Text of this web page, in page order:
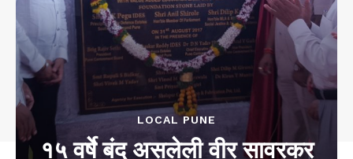
LOCAL PUNE
१५ वर्षे बंद असलेली वीर सावरकर